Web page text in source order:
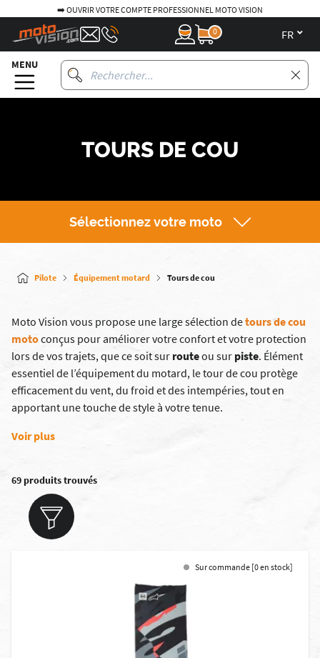
➡️ OUVRIR VOTRE COMPTE PROFESSIONNEL MOTO VISION
0
MENU
TOURS DE COU
Sélectionnez votre moto
Pilote Équipement motard Tours de cou
Moto Vision vous propose une large sélection detours de cou
motoconçus pour améliorer votre confort et votre protection
lors de vos trajets, que ce soit sur routeou sur piste. Élément
essentiel de l’équipement du motard, le tour de cou protège
efficacement du vent, du froid et des intempéries, tout en
apportant une touche de style à votre tenue.
Voir plus
69 produits trouvés
Sur commande [0 en stock]